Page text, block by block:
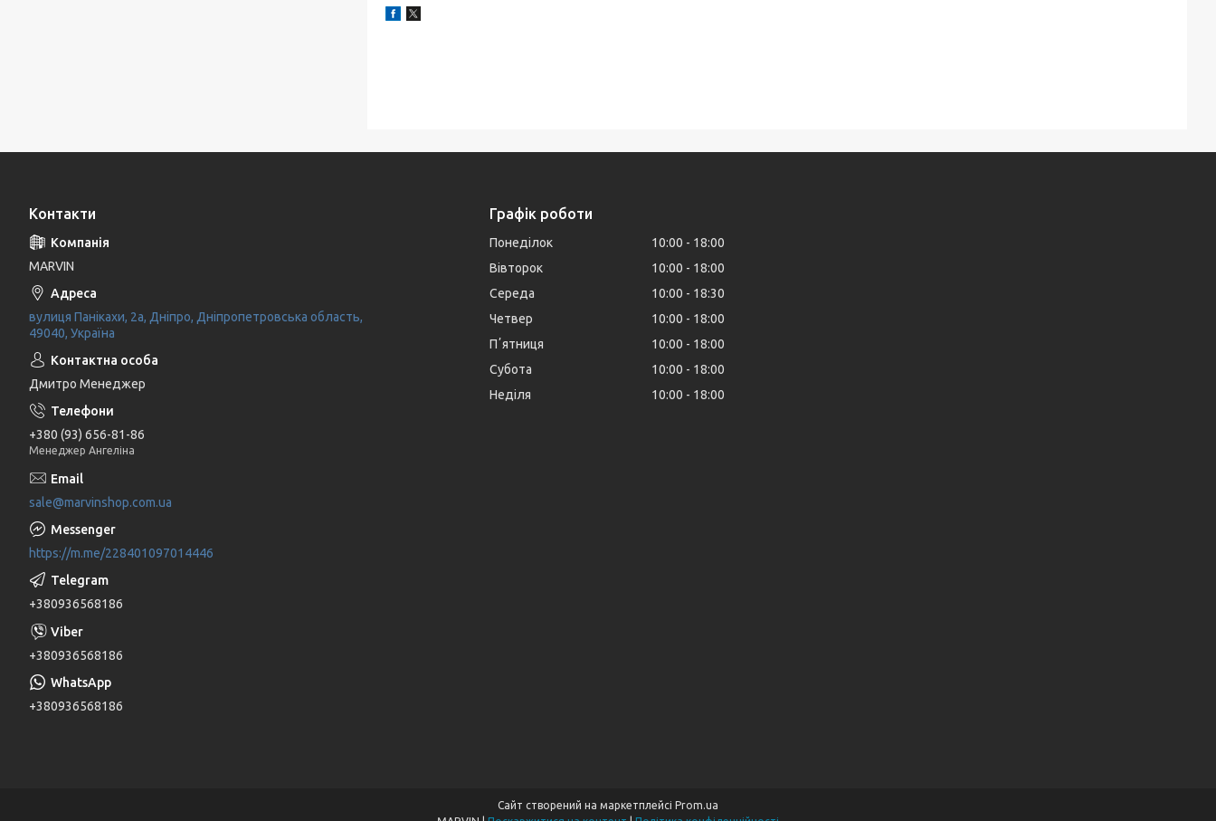
Контакти
MARVIN
вулиця Панікахи, 2а, Дніпро, Дніпропетровська область,
49040, Україна
Дмитро Менеджер
+380 (93) 656-81-86
Менеджер Ангеліна
sale@marvinshop.com.ua
https://m.me/228401097014446
+380936568186
+380936568186
+380936568186
Графік роботи
Понеділок 10:00
18:00
Вівторок
10:00
18:00
Середа
10:00
18:30
Четвер
10:00
18:00
Пʼятниця
10:00
18:00
Субота
10:00
18:00
Неділя
10:00 18:00
Сайт створений на маркетплейсі Prom.ua